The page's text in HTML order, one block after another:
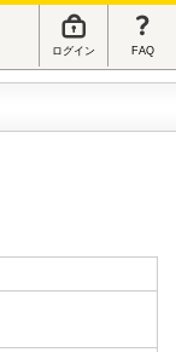
ログイン FAQ